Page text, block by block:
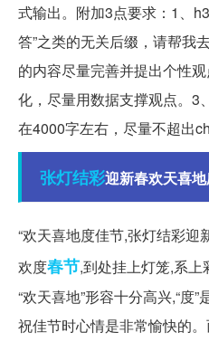
式输出。附加3点要求：1、
答”之类的无关后缀，请帮我
的内容尽量完善并提出个性
化，尽量用数据支撑观点。3
在4000字左右，尽量不超出
张灯结彩迎新春欢天喜
“欢天喜地度佳节,张灯结彩迎
欢度春节,到处挂上灯笼,系上
“欢天喜地”形容十分高兴,“度
祝佳节时心情是非常愉快的